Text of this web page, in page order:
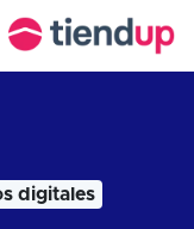
digitales